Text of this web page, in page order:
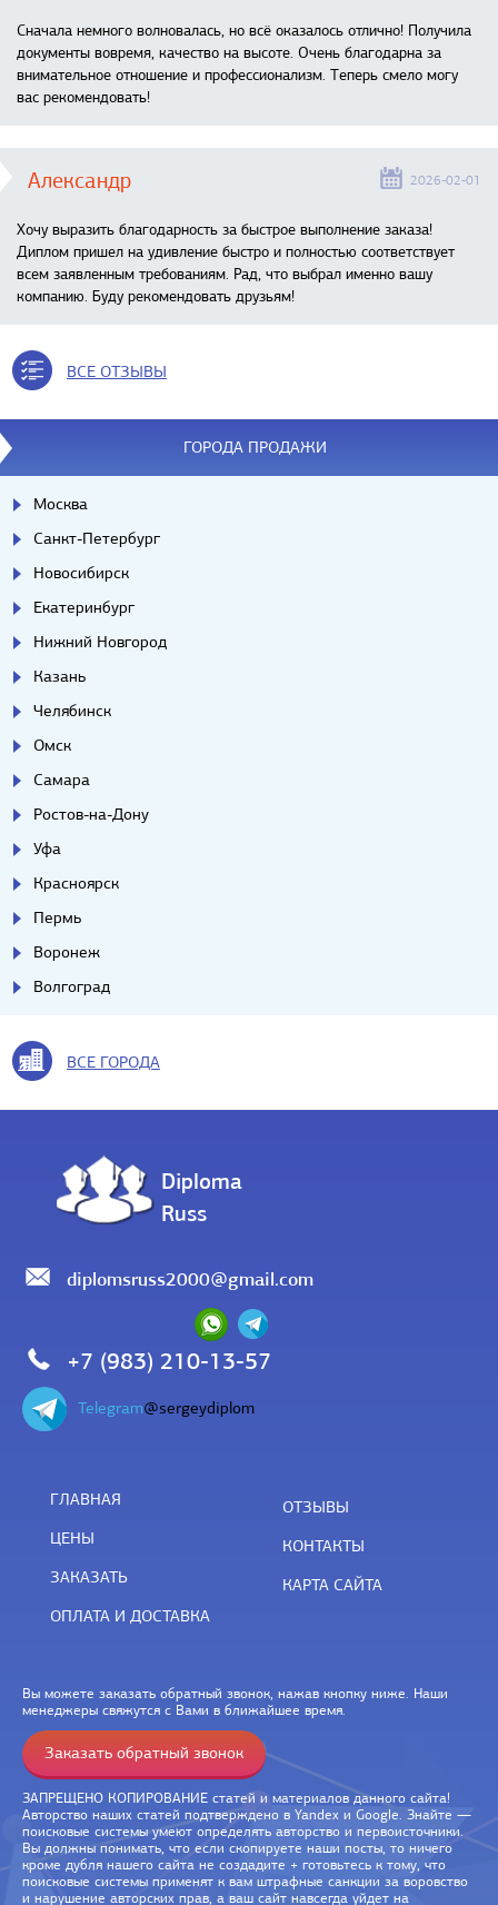
Сначала немного волновалась, но всё оказалось отлично! Получила
документы вовремя, качество на высоте. Очень благодарна за
внимательное отношение и профессионализм. Теперь смело могу
вас рекомендовать!
Александр 2026-02-01
Хочу выразить благодарность за быстрое выполнение заказа!
Диплом пришел на удивление быстро и полностью соответствует
всем заявленным требованиям. Рад, что выбрал именно вашу
компанию. Буду рекомендовать друзьям!
ВСЕ ОТЗЫВЫ
ГОРОДА ПРОДАЖИ
Москва
Санкт-Петербург
Новосибирск
Екатеринбург
Нижний Новгород
Казань
Челябинск
Омск
Самара
Ростов-на-Дону
Уфа
Красноярск
Пермь
Воронеж
Волгоград
ВСЕ ГОРОДА
Diploma
Russ
diplomsruss2000@gmail.com
+7 (983) 210-13-57
Telegram@sergeydiplom
ГЛАВНАЯ
ЦЕНЫ
ЗАКАЗАТЬ
ОПЛАТА И ДОСТАВКА
ОТЗЫВЫ
КОНТАКТЫ
КАРТА САЙТА
Вы можете заказать обратный звонок, нажав кнопку ниже. Наши
менеджеры свяжутся с Вами в ближайшее время.
Заказать обратный звонок
ЗАПРЕЩЕНО КОПИРОВАНИЕ статей и материалов данного сайта!
Авторство наших статей подтверждено в Yandex и Google. Знайте —
поисковые системы умеют определять авторство и первоисточники.
Вы должны понимать, что если скопируете наши посты, то ничего
кроме дубля нашего сайта не создадите + готовьтесь к тому, что
поисковые системы применят к вам штрафные санкции за воровство
и нарушение авторских прав, а ваш сайт навсегда уйдет на